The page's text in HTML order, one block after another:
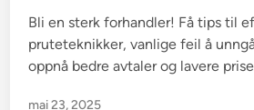
i
n
Bli en sterk forhandler! Få tips til
pruteteknikker, vanlige feil å
oppnå bedre avtaler og lavere
mai 23, 2025